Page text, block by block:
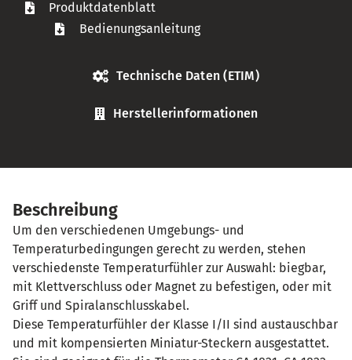
Produktdatenblatt
Bedienungsanleitung
Technische Daten (ETIM)
Herstellerinformationen
Beschreibung
Um den verschiedenen Umgebungs- und
Temperaturbedingungen gerecht zu werden, stehen
verschiedenste Temperaturfühler zur Auswahl: biegbar,
mit Klettverschluss oder Magnet zu befestigen, oder mit
Griff und Spiralanschlusskabel.
Diese Temperaturfühler der Klasse I/II sind austauschbar
und mit kompensierten Miniatur-Steckern ausgestattet.